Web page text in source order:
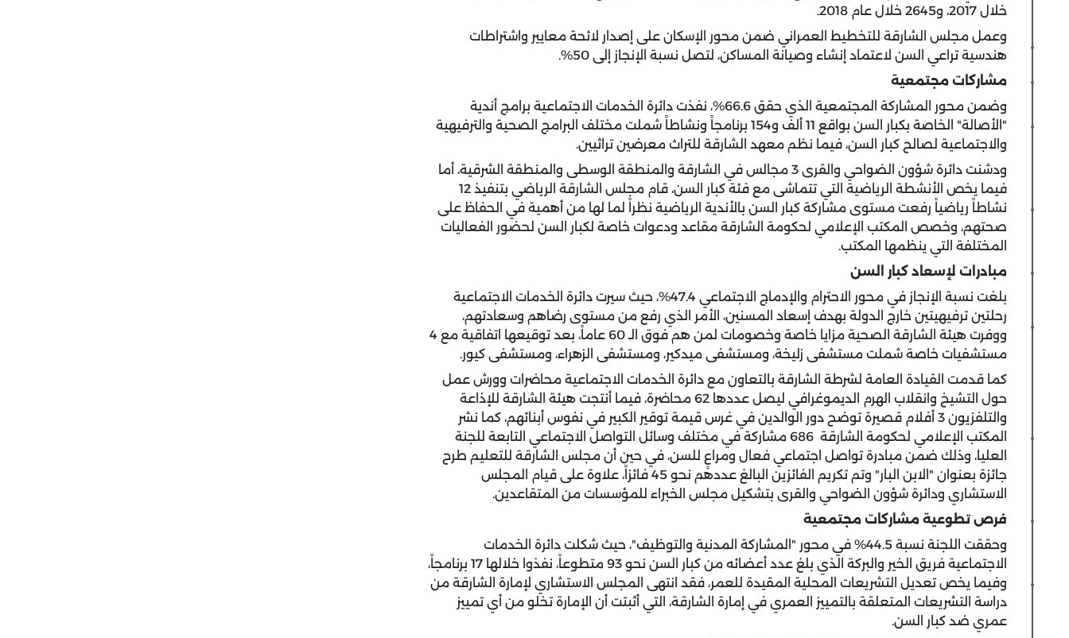
خلال 2017، و2645 خلال عام 2018.
وعمل مجلس الشارقة للتخطيط العمراني ضمن محور الإسكان على إصدار لائحة معايير واشتراطات
هندسية تراعي السن لاعتماد إنشاء وصيانة المساكن، لتصل نسبة الإنجاز إلى 50%.
مشاركات مجتمعية
وضمن محور المشاركة المجتمعية الذي حقق 66.6%، نفذت دائرة الخدمات الاجتماعية برامج أندية
"الأصالة" الخاصة بكبار السن بواقع 11 ألف و154 برنامجاً ونشاطاً شملت مختلف البرامج الصحية والترفيهية
والاجتماعية لصالح كبار السن، فيما نظم معهد الشارقة للتراث معرضين تراثيين.
ودشنت دائرة شؤون الضواحي والقرى 3 مجالس في الشارقة والمنطقة الوسطى والمنطقة الشرقية، أما
فيما يخص الأنشطة الرياضية التي تتماشى مع فئة كبار السن، قام مجلس الشارقة الرياضي بتنفيذ 12
نشاطاً رياضياً رفعت مستوى مشاركة كبار السن بالأندية الرياضية نظراً لما لها من أهمية في الحفاظ على
صحتهم، وخصص المكتب الإعلامي لحكومة الشارقة مقاعد ودعوات خاصة لكبار السن لحضور الفعاليات
المختلفة التي ينظمها المكتب.
مبادرات لإسعاد كبار السن
بلغت نسبة الإنجاز في محور الاحترام والإدماج الاجتماعي 47.4%، حيث سيرت دائرة الخدمات الاجتماعية
رحلتين ترفيهيتين خارج الدولة بهدف إسعاد المسنين، الأمر الذي رفع من مستوى رضاهم وسعادتهم،
ووفرت هيئة الشارقة الصحية مزايا خاصة وخصومات لمن هم فوق الـ 60 عاماً، بعد توقيعها اتفاقية مع 4
مستشفيات خاصة شملت مستشفى زليخة، ومستشفى ميدكير، ومستشفى الزهراء، ومستشفى كيور.
كما قدمت القيادة العامة لشرطة الشارقة بالتعاون مع دائرة الخدمات الاجتماعية محاضرات وورش عمل
حول التشيخ وانقلاب الهرم الديموغرافي ليصل عددها 62 محاضرة، فيما أنتجت هيئة الشارقة للإذاعة
والتلفزيون 3 أفلام قصيرة توضح دور الوالدين في غرس قيمة توقير الكبير في نفوس أبنائهم، كما نشر
المكتب الإعلامي لحكومة الشارقة 686 مشاركة في مختلف وسائل التواصل الاجتماعي التابعة للجنة
العليا، وذلك ضمن مبادرة تواصل اجتماعي فعال ومراعٍ للسن، في حين أن مجلس الشارقة للتعليم طرح
جائزة بعنوان "الابن البار" وتم تكريم الفائزين البالغ عددهم نحو 45 فائزاً، علاوة على قيام المجلس
الاستشاري ودائرة شؤون الضواحي والقرى بتشكيل مجلس الخبراء للمؤسسات من المتقاعدين.
فرص تطوعية مشاركات مجتمعية
وحققت اللجنة نسبة 44.5% في محور "المشاركة المدنية والتوظيف"، حيث شكلت دائرة الخدمات
الاجتماعية فريق الخير والبركة الذي بلغ عدد أعضائه من كبار السن نحو 93 متطوعاً، نفذوا خلالها 17 برنامجاً،
وفيما يخص تعديل التشريعات المحلية المقيدة للعمر، فقد انتهى المجلس الاستشاري لإمارة الشارقة من
دراسة التشريعات المتعلقة بالتمييز العمري في إمارة الشارقة، التي أثبتت أن الإمارة تخلو من أي تمييز
عمري ضد كبار السن.